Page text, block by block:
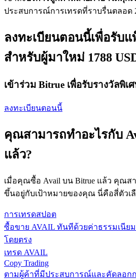
ประสบการณ์การเทรดที่ราบรื่นตลอด
ลงทะเบียนตอนนี้เพื่อรับ
สำหรับผู้มาใหม่ 1788
เข้าร่วม Bitrue เพื่อรับรางวัลพิเ
ลงทะเบียนตอนนี้
คุณสามารถทำอะไรกับ
แล้ว?
เมื่อคุณซื้อ Avail บน Bitrue แล้ว คุณส
ขึ้นอยู่กับเป้าหมายของคุณ นี่คือสี่ตัวเ
การเทรดสปอต
ซื้อขาย AVAIL ทันทีด้วยค่าธรรมเนีย
โดยตรง
เทรด AVAIL
Copy Trading
ตามผู้ค้าที่มีประสบการณ์และคัดลอก